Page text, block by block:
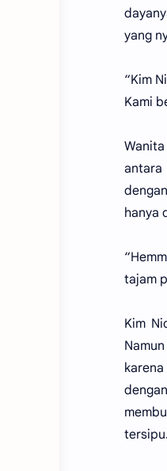
yang
“Kim
Kami
hanya
tajam
Kim
tersipu.